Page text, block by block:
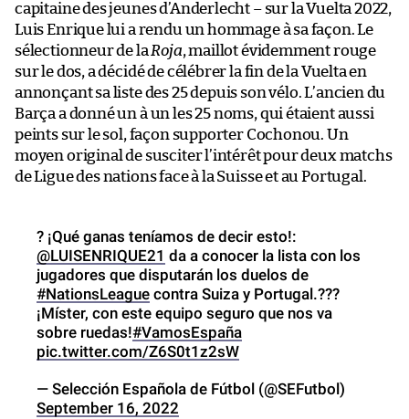
capitaine des jeunes d’Anderlecht – sur la Vuelta 2022,
Luis Enrique lui a rendu un hommage à sa façon. Le
sélectionneur de la Roja, maillot évidemment rouge
sur le dos, a décidé de célébrer la fin de la Vuelta en
annonçant sa liste des 25 depuis son vélo. L’ancien du
Barça a donné un à un les 25 noms, qui étaient aussi
peints sur le sol, façon supporter Cochonou. Un
moyen original de susciter l’intérêt pour deux matchs
de Ligue des nations face à la Suisse et au Portugal.
? ¡Qué ganas teníamos de decir esto!:
@LUISENRIQUE21 da a conocer la lista con los
jugadores que disputarán los duelos de
#NationsLeague contra Suiza y Portugal.???
¡Míster, con este equipo seguro que nos va
sobre ruedas!#VamosEspaña
pic.twitter.com/Z6S0t1z2sW
— Selección Española de Fútbol (@SEFutbol)
September 16, 2022